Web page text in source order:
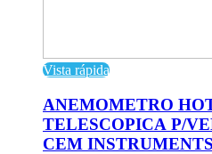
Vista rápida
ANEMOMETRO
TELESCOPICA P/
CEM